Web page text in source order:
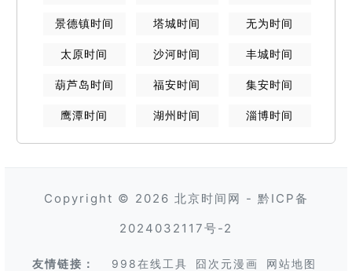
景德镇时间 塔城时间 无为时间
太原时间 沙河时间 丰城时间
葫芦岛时间 福安时间 集安时间
鹰潭时间 湖州时间 淄博时间
Copyright © 2026 北京时间网 - 黔ICP备
2024032117号-2
友情链接： 998在线工具 囧次元漫画 网站地图